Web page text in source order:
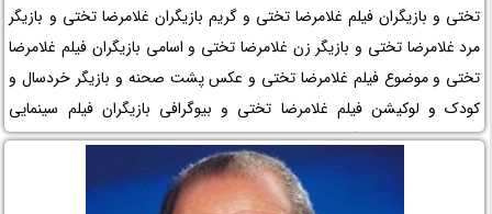
تختی و بازیگران فیلم غلامرضا تختی و گریم بازیگران غلامرضا تختی و بازیگر
مرد غلامرضا تختی و بازیگر زن غلامرضا تختی و اسامی بازیگران فیلم غلامرضا
تختی و موضوع فیلم غلامرضا تختی و عکس پشت صحنه و بازیگر خردسال و
کودک و لوکیشن فیلم غلامرضا تختی و بیوگرافی بازیگران فیلم سینمایی
غلامرضا تختی و کارگردان فیلم غلامرضا تختی و مجموعه تلویزیونی غلامرضا
تختی و حواشی فیلم غلامرضا تختی و افتخارات غلامرضا تختی و جوایز
غلامرضا تختی و عوامل ساخت فیلم غلامرضا تختی را در نم نمک ببینید.